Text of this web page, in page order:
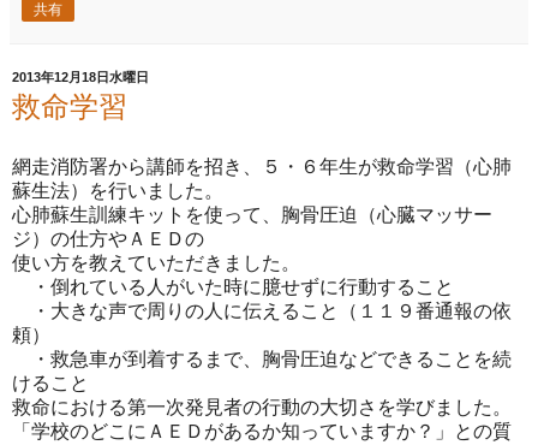
共有
2013年12月18日水曜日
救命学習
網走消防署から講師を招き、５・６年生が救命学習（心肺
蘇生法）を行いました。
心肺蘇生訓練キットを使って、胸骨圧迫（心臓マッサー
ジ）の仕方やＡＥＤの
使い方を教えていただきました。
・倒れている人がいた時に臆せずに行動すること
・大きな声で周りの人に伝えること（１１９番通報の依
頼）
・救急車が到着するまで、胸骨圧迫などできることを続
けること
救命における第一次発見者の行動の大切さを学びました。
「学校のどこにＡＥＤがあるか知っていますか？」との質